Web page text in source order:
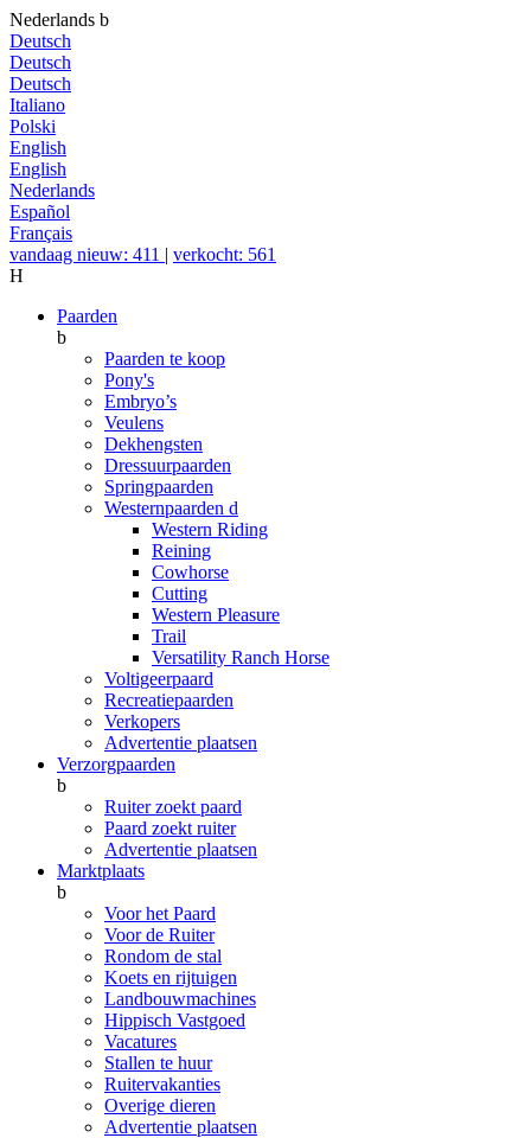
Nederlands b
Deutsch
Deutsch
Deutsch
Italiano
Polski
English
English
Nederlands
Español
Français
vandaag nieuw: 411 | verkocht: 561
H
Paarden
b
Paarden te koop
Pony's
Embryo’s
Veulens
Dekhengsten
Dressuurpaarden
Springpaarden
Westernpaarden d
Western Riding
Reining
Cowhorse
Cutting
Western Pleasure
Trail
Versatility Ranch Horse
Voltigeerpaard
Recreatiepaarden
Verkopers
Advertentie plaatsen
Verzorgpaarden
b
Ruiter zoekt paard
Paard zoekt ruiter
Advertentie plaatsen
Marktplaats
b
Voor het Paard
Voor de Ruiter
Rondom de stal
Koets en rijtuigen
Landbouwmachines
Hippisch Vastgoed
Vacatures
Stallen te huur
Ruitervakanties
Overige dieren
Advertentie plaatsen